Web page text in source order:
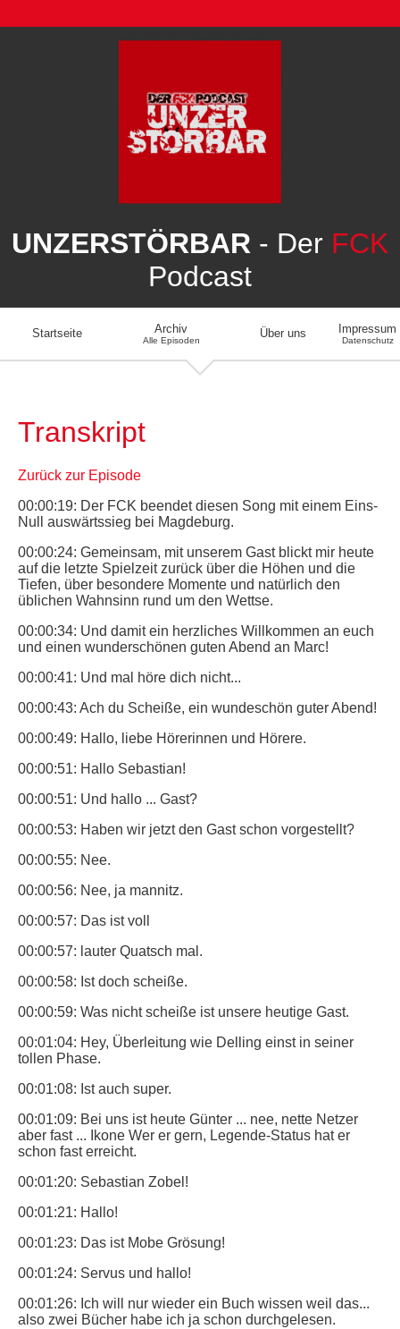
UNZERSTÖRBAR - Der FCK
Podcast
Startseite Archiv
Alle Episoden
Über uns Impressum
Datenschutz
Transkript
Zurück zur Episode
00:00:19: Der FCK beendet diesen Song mit einem Eins-
Null auswärtssieg bei Magdeburg.
00:00:24: Gemeinsam, mit unserem Gast blickt mir heute
auf die letzte Spielzeit zurück über die Höhen und die
Tiefen, über besondere Momente und natürlich den
üblichen Wahnsinn rund um den Wettse.
00:00:34: Und damit ein herzliches Willkommen an euch
und einen wunderschönen guten Abend an Marc!
00:00:41: Und mal höre dich nicht...
00:00:43: Ach du Scheiße, ein wundeschön guter Abend!
00:00:49: Hallo, liebe Hörerinnen und Hörere.
00:00:51: Hallo Sebastian!
00:00:51: Und hallo ... Gast?
00:00:53: Haben wir jetzt den Gast schon vorgestellt?
00:00:55: Nee.
00:00:56: Nee, ja mannitz.
00:00:57: Das ist voll
00:00:57: lauter Quatsch mal.
00:00:58: Ist doch scheiße.
00:00:59: Was nicht scheiße ist unsere heutige Gast.
00:01:04: Hey, Überleitung wie Delling einst in seiner
tollen Phase.
00:01:08: Ist auch super.
00:01:09: Bei uns ist heute Günter ... nee, nette Netzer
aber fast ... Ikone Wer er gern, Legende-Status hat er
schon fast erreicht.
00:01:20: Sebastian Zobel!
00:01:21: Hallo!
00:01:23: Das ist Mobe Grösung!
00:01:24: Servus und hallo!
00:01:26: Ich will nur wieder ein Buch wissen weil das...
also zwei Bücher habe ich ja schon durchgelesen.